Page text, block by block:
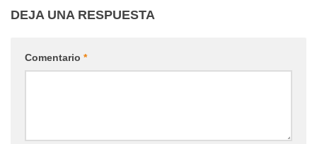
DEJA UNA RESPUESTA
Comentario *